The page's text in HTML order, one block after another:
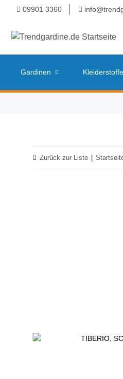
09901 3360
Gardinen Kleiderstoffe
Zurück zur Liste